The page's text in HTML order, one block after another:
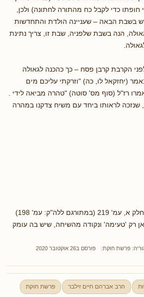
כדי לקבל כח מהתורה לחתונה) ולכן,
בשבת הבאה – שעניינה הולדת והתחדשות
הנה בשבת שלפניה, שבת זו, צריך נתינת
הקרבת קרבן פסח – כך כהכנה לגאולה
(יחזקאל לו, כה) "וזרקתי עליכם מים
רז"ל (סוף מס' סוטה) "טהרה מביאה לידי .
שנזכה לראותו ביחד עם משיח צדקנו במהרה
מבוסס על: לקוטי שיחות חלק א, עמ' 219 (במתורגם ללה"ק: עמ' 198)
רק 'טעימה' ונקודה מהשיחה, שיש בה עומק
פרשת חוקת
פורסם ב26 אוקטובר 2020
הרב אברהם חיים זילבר פרשת חוקת